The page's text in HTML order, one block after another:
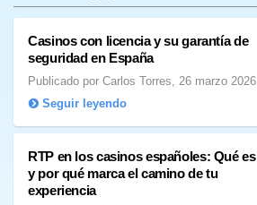
Casinos con licencia y su garantía de
seguridad en España
Publicado por Carlos Torres, 26 marzo 2026
Seguir leyendo
RTP en los casinos españoles: Qué es
y por qué marca el camino de tu
experiencia